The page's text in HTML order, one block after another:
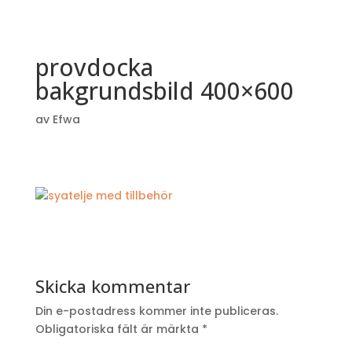
provdocka
bakgrundsbild 400×600
av Efwa
Skicka kommentar
Din e-postadress kommer inte publiceras.
Obligatoriska fält är märkta *